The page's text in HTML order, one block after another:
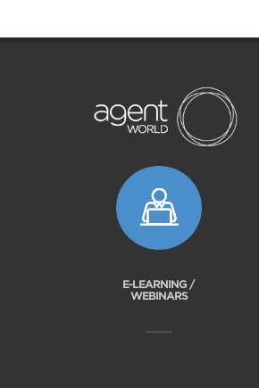
E-LEARNING /
WEBINARS